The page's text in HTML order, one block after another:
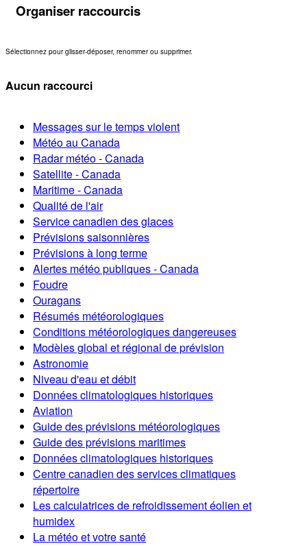
Organiser raccourcis
Sélectionnez pour glisser-déposer, renommer ou supprimer.
Aucun raccourci
Messages sur le temps violent
Météo au Canada
Radar météo - Canada
Satellite - Canada
Maritime - Canada
Qualité de l'air
Service canadien des glaces
Prévisions saisonnières
Prévisions à long terme
Alertes météo publiques - Canada
Foudre
Ouragans
Résumés météorologiques
Conditions météorologiques dangereuses
Modèles global et régional de prévision
Astronomie
Niveau d'eau et débit
Données climatologiques historiques
Aviation
Guide des prévisions météorologiques
Guide des prévisions maritimes
Données climatologiques historiques
Centre canadien des services climatiques
répertoire
Les calculatrices de refroidissement éolien et
humidex
La météo et votre santé